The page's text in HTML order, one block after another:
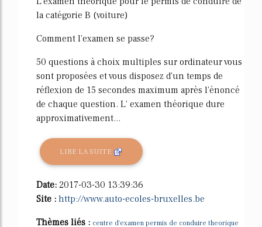
la catégorie B (voiture)
Comment l'examen se passe?
50 questions à choix multiples sur ordinateur vous
sont proposées et vous disposez d'un temps de
réflexion de 15 secondes maximum après l'énoncé
de chaque question. L' examen théorique dure
approximativement...
LIRE LA SUITE
Date: 2017-03-30 13:39:36
Site : http://www.auto-ecoles-bruxelles.be
Thèmes liés : centre d'examen permis de conduire theorique